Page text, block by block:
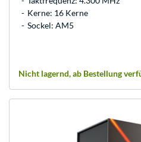
Kerne: 16 Kerne
Sockel: AM5
Nicht lagernd, ab Bestellung